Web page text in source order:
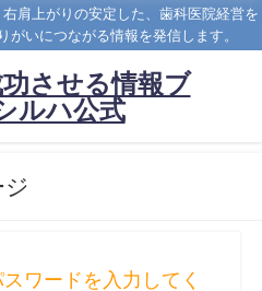
肩上がりの安定した、歯科医院経営を
がいにつながる情報を発信します。
させる情報ブ
ルハ公式
ジ
ワードを入力してく